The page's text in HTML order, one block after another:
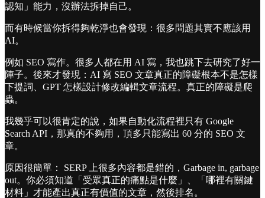
認知」能力，沒辦法拆掉自己。
󠀠而有時候當你拆得夠乾淨也會發現：很多問題其實不應該用
AI。
󠀠例如 SEO 寫作。很多人都在用 AI 寫，我也跳下去研究了好一
陣子。後來才發現：AI 寫 SEO 文章真正的障礙根本不是怎樣
下提詞、GPT 怎樣設計修改編輯文章流程。真正的障礙是爬
蟲。
󠀠我幾乎可以很肯定的說，如果自動化流程裡只有 Google
Search API，那真的不夠用，頂多只能寫出 60 分的 SEO 文
章。
󠀠原因很簡單： SERP 上很多內容都是錯的，Garbage in, garbage
out。你必須知道「受眾真正的痛點是什麼」、「哪裡有關鍵
材料」才能產出真正有價值的文章，然後排名。